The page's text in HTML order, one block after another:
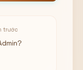
trước